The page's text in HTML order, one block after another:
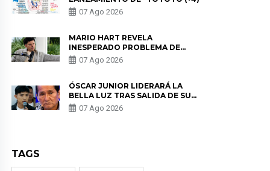
07 Ago 2026
MARIO HART REVELA
INESPERADO PROBLEMA DE
SALUD ANTES DE SEPARARSE DE
KORINA: “ME ENCONTRARON UN
07 Ago 2026
ÓSCAR JUNIOR LIDERARÁ LA
BELLA LUZ TRAS SALIDA DE SU
PADRE POR POLÉMICA CON
NALDY SALDAÑA
07 Ago 2026
TAGS